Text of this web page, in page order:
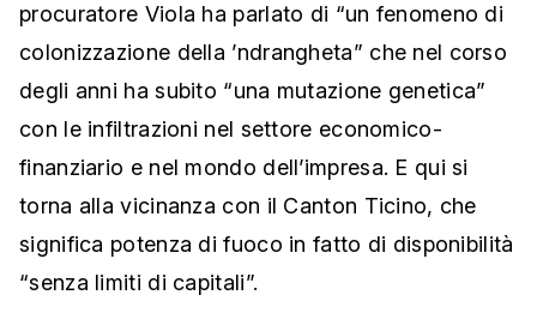
procuratore Viola ha parlato di “un fenomeno di
colonizzazione della ’ndrangheta” che nel corso
degli anni ha subito “una mutazione genetica”
con le infiltrazioni nel settore economico-
finanziario e nel mondo dell’impresa. E qui si
torna alla vicinanza con il Canton Ticino, che
significa potenza di fuoco in fatto di disponibilità
“senza limiti di capitali”.